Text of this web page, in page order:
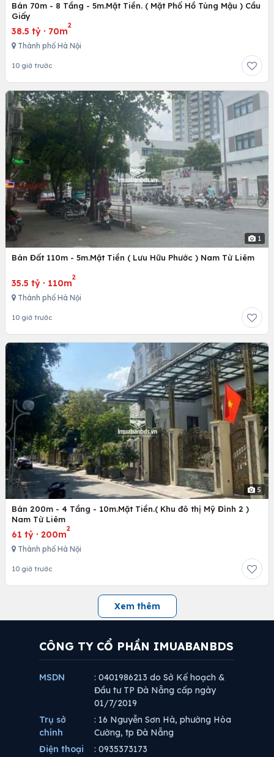
Bán 70m - 8 Tầng - 5m.Mặt Tiền. ( Mặt Phố Hồ Tùng Mậu ) Cầu
Giấy
38.5 tỷ · 70m
2
Thành phố Hà Nội
10 giờ trước
1
Bán Đất 110m - 5m.Mặt Tiền ( Lưu Hữu Phước ) Nam Từ Liêm
35.5 tỷ · 110m
2
Thành phố Hà Nội
10 giờ trước
5
Bán 200m - 4 Tầng - 10m.Mặt Tiền.( Khu đô thị Mỹ Đình 2 )
Nam Từ Liêm
61 tỷ · 200m
2
Thành phố Hà Nội
10 giờ trước
Xem thêm
CÔNG TY CỔ PHẦN IMUABANBDS
MSDN
: 0401986213 do Sở Kế hoạch &
Đầu tư TP Đà Nẵng cấp ngày
01/7/2019
Trụ sở
chính
: 16 Nguyễn Sơn Hà, phường Hòa
Cường, tp Đà Nẵng
Điện thoại
: 0935373173